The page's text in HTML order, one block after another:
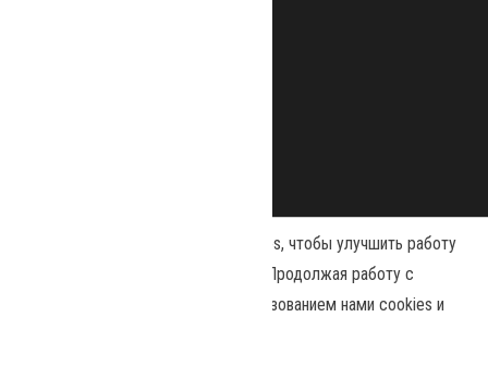
Наш сайт использует файлы cookies, чтобы улучшить работу
и повысить эффективность сайта. Продолжая работу с
сайтом, вы соглашаетесь с использованием нами cookies и